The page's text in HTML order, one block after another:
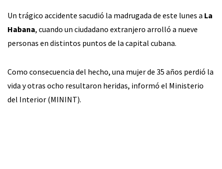
Un trágico accidente sacudió la madrugada de este lunes a La
Habana, cuando un ciudadano extranjero arrolló a nueve
personas en distintos puntos de la capital cubana.
Como consecuencia del hecho, una mujer de 35 años perdió la
vida y otras ocho resultaron heridas, informó el Ministerio
del Interior (MININT).